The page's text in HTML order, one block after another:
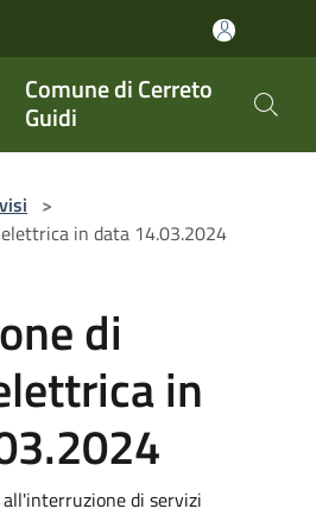
Comune di Cerreto
Guidi
>
in data 14.03.2024
di
in
di servizi